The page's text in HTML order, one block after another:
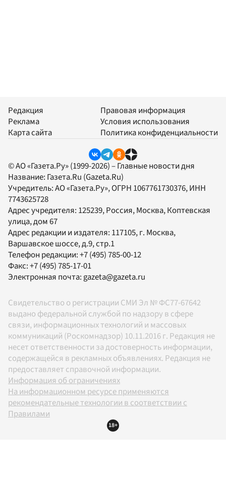
Редакция
Реклама
Карта сайта
Правовая информация
Условия использования
Политика конфиденциальности
© АО «Газета.Ру» (1999-2026) – Главные новости дня
Название: Газета.Ru (Gazeta.Ru)
Учредитель:АО «Газета.Ру», ОГРН 1067761730376, ИНН
7743625728
Адрес учредителя: 125239, Россия, Москва, Коптевская
улица, дом 67
Адрес редакции и издателя: 117105, г. Москва,
Варшавское шоссе, д.9, стр.1
Телефон редакции:+7 (495) 785-00-12
Факс:+7 (495) 785-17-01
Электронная почта: gazeta@gazeta.ru
Свидетельство о регистрации СМИ Эл № ФС77-67642
выдано федеральной службой по надзору в сфере
связи, информационных технологий и массовых
коммуникаций (Роскомнадзор) 10.11.2016 г. Редакция не
несет ответственности за достоверность информации,
содержащейся в рекламных объявлениях. Редакция не
предоставляет справочной информации.
Информация об ограничениях
На информационном ресурсе применяются
рекомендательные технологии в соответствии с
Правилами
18+